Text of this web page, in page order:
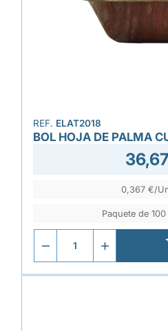
REF. ELAT2018
BOL HOJA DE PALMA
0,367 €/
Paquete de